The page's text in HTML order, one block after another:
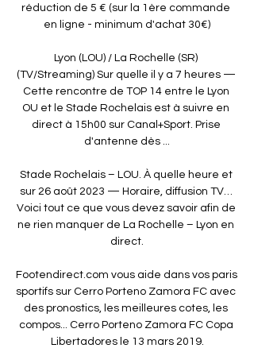
réduction de 5 € (sur la 1ère commande
en ligne - minimum d'achat 30€)
Lyon (LOU) / La Rochelle (SR)
(TV/Streaming) Sur quelle il y a 7 heures —
Cette rencontre de TOP 14 entre le Lyon
OU et le Stade Rochelais est à suivre en
direct à 15h00 sur Canal+Sport. Prise
d'antenne dès ...
Stade Rochelais – LOU. À quelle heure et
sur 26 août 2023 — Horaire, diffusion TV…
Voici tout ce que vous devez savoir afin de
ne rien manquer de La Rochelle – Lyon en
direct.
Footendirect.com vous aide dans vos paris
sportifs sur Cerro Porteno Zamora FC avec
des pronostics, les meilleures cotes, les
compos... Cerro Porteno Zamora FC Copa
Libertadores le 13 mars 2019.